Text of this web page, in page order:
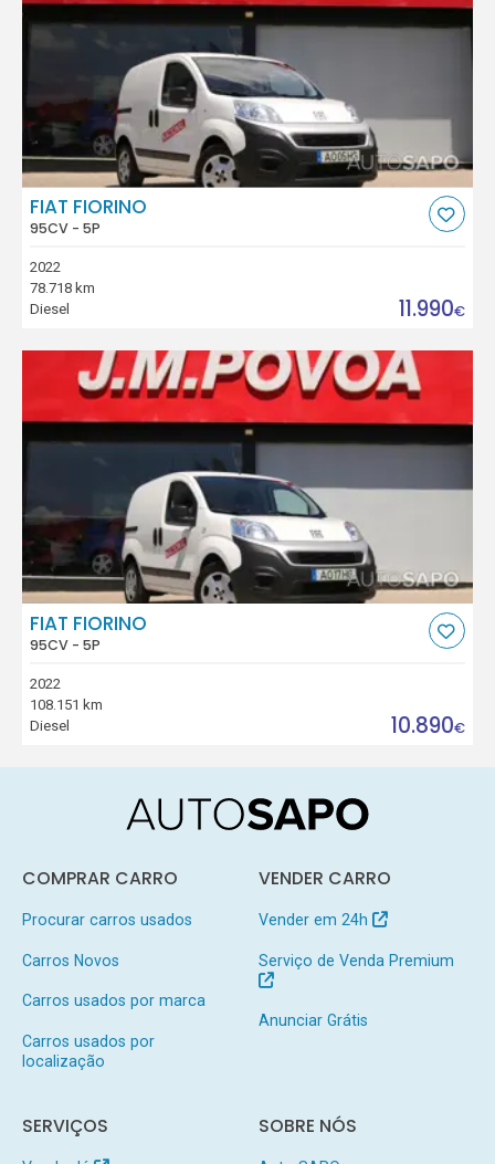
FIAT FIORINO
95CV - 5P
2022
78.718 km
Diesel
11.990€
FIAT FIORINO
95CV - 5P
2022
108.151 km
Diesel
10.890€
COMPRAR CARRO
Procurar carros usados
Carros Novos
Carros usados por marca
Carros usados por
localização
VENDER CARRO
Vender em 24h
Serviço de Venda Premium
Anunciar Grátis
SERVIÇOS SOBRE NÓS